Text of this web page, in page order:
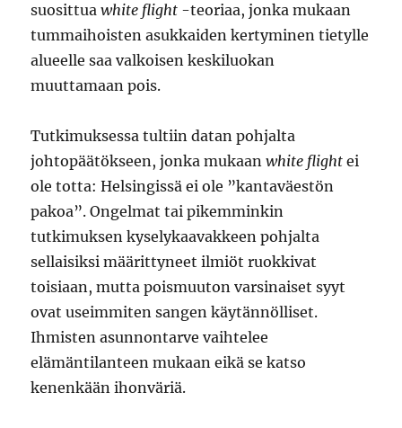
suosittuawhite flight -teoriaa, jonka mukaan
tummaihoisten asukkaiden kertyminen tietylle
alueelle saa valkoisen keskiluokan
muuttamaan pois.
Tutkimuksessa tultiin datan pohjalta
johtopäätökseen, jonka mukaanwhite flight ei
ole totta: Helsingissä ei ole ”kantaväestön
pakoa”. Ongelmat tai pikemminkin
tutkimuksen kyselykaavakkeen pohjalta
sellaisiksi määrittyneet ilmiöt ruokkivat
toisiaan, mutta poismuuton varsinaiset syyt
ovat useimmiten sangen käytännölliset.
Ihmisten asunnontarve vaihtelee
elämäntilanteen mukaan eikä se katso
kenenkään ihonväriä.